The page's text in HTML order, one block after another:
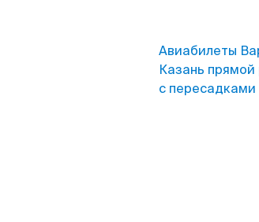
Авиабилеты
Казань прямой
с пересадками